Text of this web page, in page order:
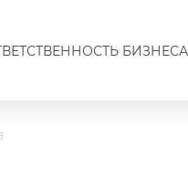
БИЗНЕСА